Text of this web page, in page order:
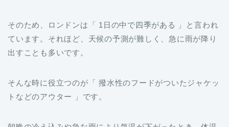
そのため、ロンドンは「 1日の中で四季がある 」と言われ
ています。それほど、天候の予測が難しく、急に雨が降り
出すことも多いです。
そんな時に役立つのが「 撥水性のフードがついたジャケッ
トなどのアウター 」です。